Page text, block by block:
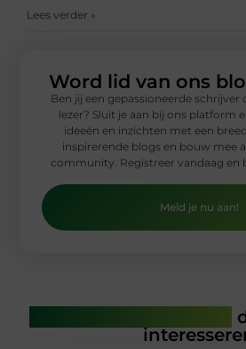
Lees verder »
Word lid van ons
Ben jij een gepassioneerde schrijver
lezer? Sluit je aan bij ons platform
ideeën en inzichten met een
inspirerende blogs en bouw mee
community. Registreer vandaag en
Meld je nu aan!